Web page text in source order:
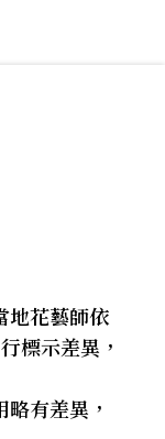
地花藝師依
標示差異，
有差異，